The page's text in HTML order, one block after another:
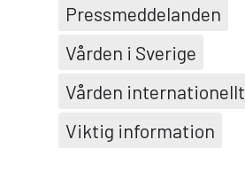
Pressmeddelanden
Vården i Sverige
Vården internationellt
Viktig information